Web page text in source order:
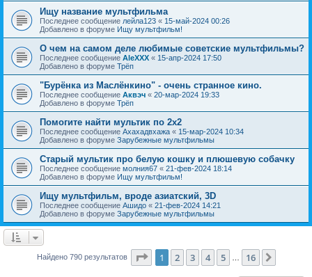
Ищу название мультфильма
Последнее сообщение лейла123 « 15-май-2024 00:26
Добавлено в форуме Ищу мультфильм!
О чем на самом деле любимые советские мультфильмы?
Последнее сообщение AleXXX « 15-апр-2024 17:50
Добавлено в форуме Трёп
"Бурёнка из Маслёнкино" - очень странное кино.
Последнее сообщение Аквэч « 20-мар-2024 19:33
Добавлено в форуме Трёп
Помогите найти мультик по 2х2
Последнее сообщение Ахахадвхажа « 15-мар-2024 10:34
Добавлено в форуме Зарубежные мультфильмы
Старый мультик про белую кошку и плюшевую собачку
Последнее сообщение молния67 « 21-фев-2024 18:14
Добавлено в форуме Ищу мультфильм!
Ищу мультфильм, вроде азиатский, 3D
Последнее сообщение Ашидо « 21-фев-2024 14:21
Добавлено в форуме Зарубежные мультфильмы
Найдено 790 результатов Страница из 16
1 2 3 4 5 16